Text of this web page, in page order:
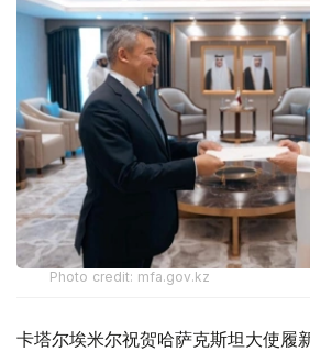
Photo credit: mfa.gov.kz
卡塔尔埃米尔祝贺哈萨克斯坦大使履